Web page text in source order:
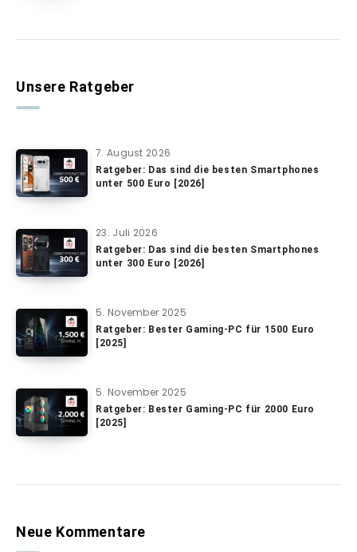
Unsere Ratgeber
7. August 2026
Ratgeber: Das sind die besten Smartphones
unter 500 Euro [2026]
23. Juli 2026
Ratgeber: Das sind die besten Smartphones
unter 300 Euro [2026]
5. November 2025
Ratgeber: Bester Gaming-PC für 1500 Euro
[2025]
5. November 2025
Ratgeber: Bester Gaming-PC für 2000 Euro
[2025]
Neue Kommentare